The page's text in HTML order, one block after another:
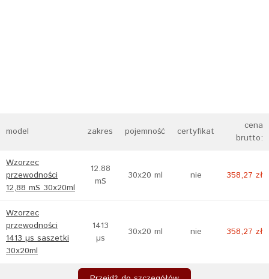
model zakres pojemność certyfikat
cena
brutto:
Wzorzec
przewodności
12,88 mS 30x20ml
12.88
mS
30x20 ml nie 358,27 zł
Wzorzec
przewodności
1413 µs saszetki
30x20ml
1413
µs
30x20 ml nie 358,27 zł